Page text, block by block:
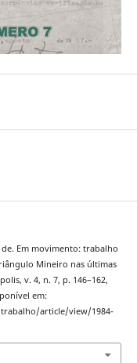
de. Em movimento: trabalho
Mineiro nas últimas
v. 4, n. 7, p. 146–162,
em:
article/view/1984-